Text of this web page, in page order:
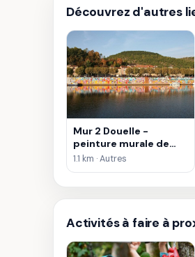
Découvrez d'autres
Mur 2 Douelle -
peinture murale de
Chamizo
1.1 km · Autres
Activités à faire à